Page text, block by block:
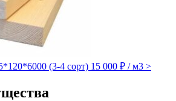
(3-4 сорт) 15 000 ₽ / м3 >